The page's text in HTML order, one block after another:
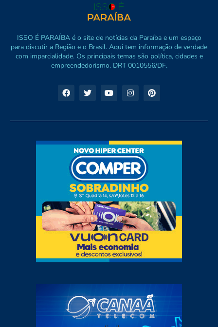
ISSO É PARAÍBA é o site de notícias da Paraíba e um espaço
para discutir a Região e o Brasil. Aqui tem informação de verdade
com imparcialidade. Os principais temas são política, cidades e
empreendedorismo. DRT 0010556/DF.